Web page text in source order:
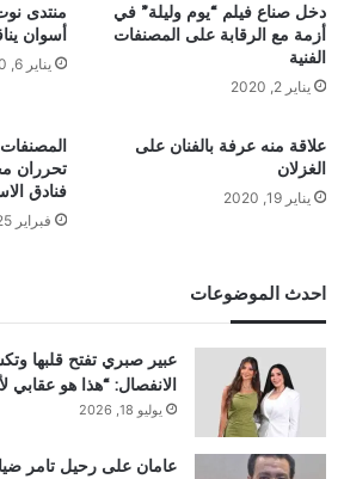
دخل صناع فيلم “يوم وليلة” في
أزمة مع الرقابة على المصنفات
الفنية
يناير 2, 2020
منتدى
أسوان
يناير 6, 2020
علاقة منه عرفة بالفنان على
الغزلان
يناير 19, 2020
تحرران
فنادق
فبراير 25, 2020
احدث الموضوعات
عبير صبري تفتح قلبها
الانفصال: “هذا هو
يوليو 18, 2026
عامان على رحيل تامر